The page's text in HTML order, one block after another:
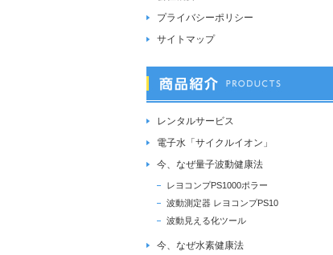
プライバシーポリシー
サイトマップ
レンタルサービス
電子水「サイクルイオン」
今、なぜ量子波動健康法
レヨコンプPS1000ポラー
波動測定器 レヨコンプPS10
波動見える化ツール
今、なぜ水素健康法